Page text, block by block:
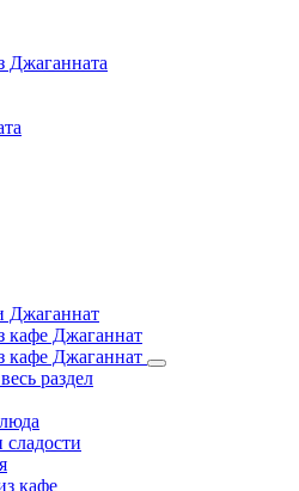
Джаганната
Джаганнат
кафе Джаганнат
кафе Джаганнат
раздел
кафе